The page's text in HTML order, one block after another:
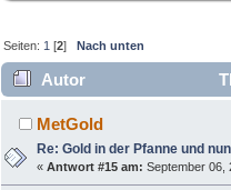
Seiten: 1 [2]Nach unten
Autor
nun ???? (Gelesen 14699
MetGold
Re: Gold in der Pfanne und
«Antwort #15 am: September 06,